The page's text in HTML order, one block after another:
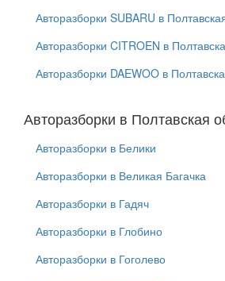
Авторазборки SUBARU в
Авторазборки CITROEN в
Авторазборки DAEWOO в
Авторазборки в Полтавская
Авторазборки в Белики
Авторазборки в Великая Багачка
Авторазборки в Гадяч
Авторазборки в Глобино
Авторазборки в Гоголево